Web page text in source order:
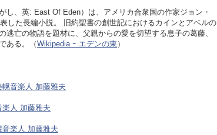
し、英: East Of Eden）は、アメリカ合衆国の作家ジョン・
した長編小説。 旧約聖書の創世記におけるカインとアベルの
逃亡の物語を題材に、父親からの愛を切望する息子の葛藤、
ある。（Wikipedia ｰ エデンの東 ）
音楽人 加藤雅夫
人 加藤雅夫
楽人 加藤雅夫